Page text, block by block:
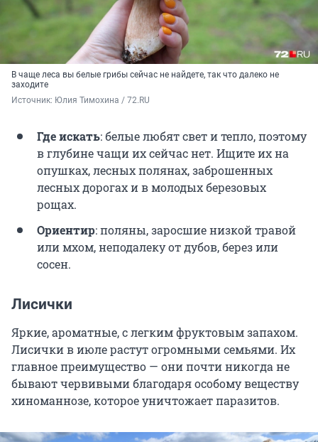
В чаще леса вы белые грибы сейчас не найдете, так что далеко не
заходите
Источник: Юлия Тимохина / 72.RU
Где искать: белые любят свет и тепло, поэтому
в глубине чащи их сейчас нет. Ищите их на
опушках, лесных полянах, заброшенных
лесных дорогах и в молодых березовых
рощах.
Ориентир: поляны, заросшие низкой травой
или мхом, неподалеку от дубов, берез или
сосен.
Лисички
Яркие, ароматные, с легким фруктовым запахом.
Лисички в июле растут огромными семьями. Их
главное преимущество — они почти никогда не
бывают червивыми благодаря особому веществу
хиноманнозе, которое уничтожает паразитов.